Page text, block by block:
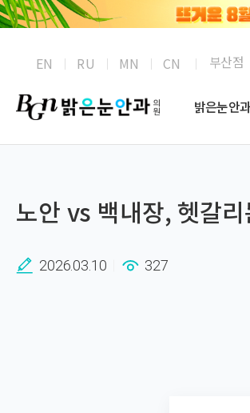
EN RU MN CN 부산점
밝은눈안과
노안 vs 백내장, 헷갈
2026.03.10 327